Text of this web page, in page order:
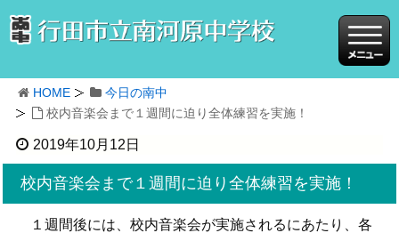
HOME
今日の南中
校内音楽会まで１週間に迫り全体練習を実施！
2019年10月12日
校内音楽会まで１週間に迫り全体練習を実施！
１週間後には、校内音楽会が実施されるにあたり、各